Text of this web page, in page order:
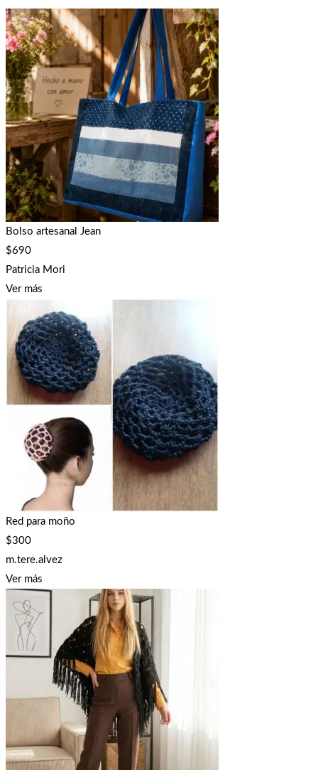
Bolso artesanal Jean
$690
Patricia Mori
Ver más
Red para moño
$300
m.tere.alvez
Ver más